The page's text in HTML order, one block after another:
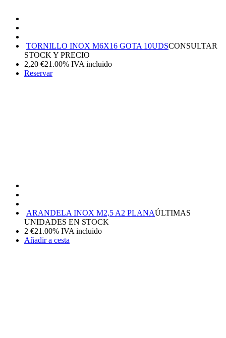
TORNILLO INOX M6X16 GOTA 10UDSCONSULTAR
STOCK Y PRECIO
2,20 €21.00% IVA incluido
Reservar
ARANDELA INOX M2,5 A2 PLANAÚLTIMAS
UNIDADES EN STOCK
2 €21.00% IVA incluido
Añadir a cesta